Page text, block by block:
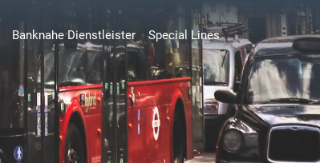
Banknahe Dienstleister Special Lines